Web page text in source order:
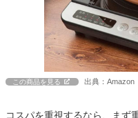
この商品を見る 出典：Amazon
コスパを重視するなら、まず